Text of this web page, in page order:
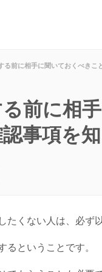
る前に相手に聞いておくべきこ
前に相
事項を
たくない人は、必ず
るということです。